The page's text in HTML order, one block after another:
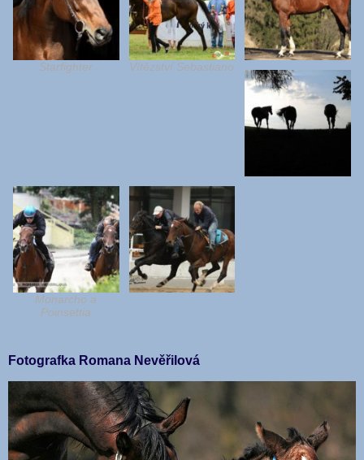
Starfighter Vítězství Sebastiano
Monarcho a
Poinsettia
Fotografka Romana Nevěřilová